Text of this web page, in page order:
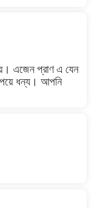
এজেন প্রাণ এ যেন
ধন্য। আপনি